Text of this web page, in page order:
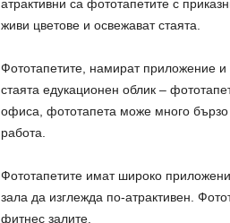
атрактивни са фототапетите с
живи цветове и освежават стаята.
Фототапетите, намират приложение
стаята едукационен облик –
офиса, фототапета може много бързо
работа.
Фототапетите имат широко
зала да изглежда по-атрактивен.
фитнес залите.